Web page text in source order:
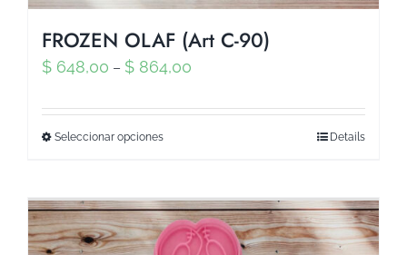
FROZEN OLAF (Art C-90)
$ 648,00 – $ 864,00
Seleccionar opciones Details